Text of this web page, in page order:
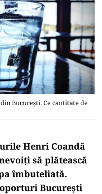
București. Ce cantitate de
Henri Coandă
să plătească
îmbuteliată.
București